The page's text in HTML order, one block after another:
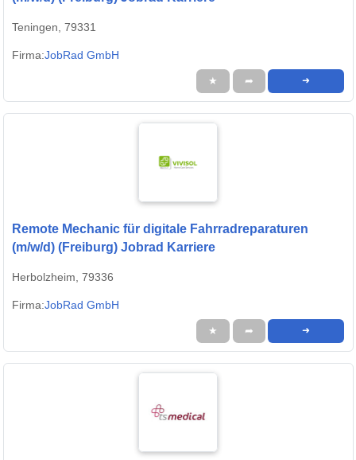
Teningen, 79331
Firma:JobRad GmbH
★ ➦ ➜
Remote Mechanic für digitale Fahrradreparaturen
(m/w/d) (Freiburg) Jobrad Karriere
Herbolzheim, 79336
Firma:JobRad GmbH
★ ➦ ➜